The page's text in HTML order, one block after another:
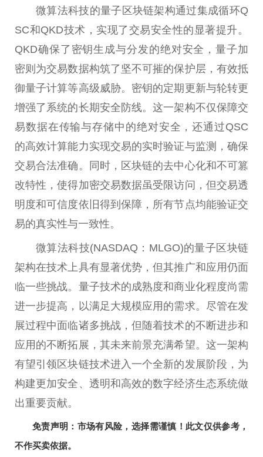
微算法科技的量子区块链架构通过集成循环Q
SC和QKD技术，实现了交易安全性的显著提升。
QKD确保了密钥生成与分发的绝对安全，量子加
密则为交易数据构筑了坚不可摧的保护层，有效抵
御量子计算等高级威胁。密钥的定期更新与轮转更
增强了系统的长期安全防线。这一架构不仅保障交
易数据在传输与存储中的绝对安全，还通过QSC
的高效计算能力实现交易的实时验证与监测，确保
交易合法准确。同时，区块链的去中心化和不可篡
改特性，使得加密交易数据虽受限访问，但交易透
明度和可信度依旧得到保障，所有节点均能验证交
易的真实性与一致性。
微算法科技(NASDAQ：MLGO)的量子区块链
架构在技术上具有显著优势，但其推广和应用仍面
临一些挑战。量子技术的成熟度和商业化程度尚需
进一步提高，以满足大规模应用的需求。尽管在发
展过程中面临诸多挑战，但随着技术的不断进步和
应用的不断拓展，其未来前景充满希望。这一架构
有望引领区块链技术进入一个全新的发展阶段，为
构建更加安全、透明和高效的数字经济生态系统做
出重要贡献。
免责声明：市场有风险，选择需谨慎！此文仅供参考，
不作买卖依据。